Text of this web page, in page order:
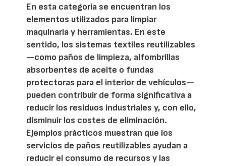
En esta categoría se encuentran los
elementos utilizados para limpiar
maquinaria y herramientas. En este
sentido, los sistemas textiles reutilizables
—como paños de limpieza, alfombrillas
absorbentes de aceite o fundas
protectoras para el interior de vehículos—
pueden contribuir de forma significativa a
reducir los residuos industriales y, con ello,
disminuir los costes de eliminación.
Ejemplos prácticos muestran que los
servicios de paños reutilizables ayudan a
reducir el consumo de recursos y las